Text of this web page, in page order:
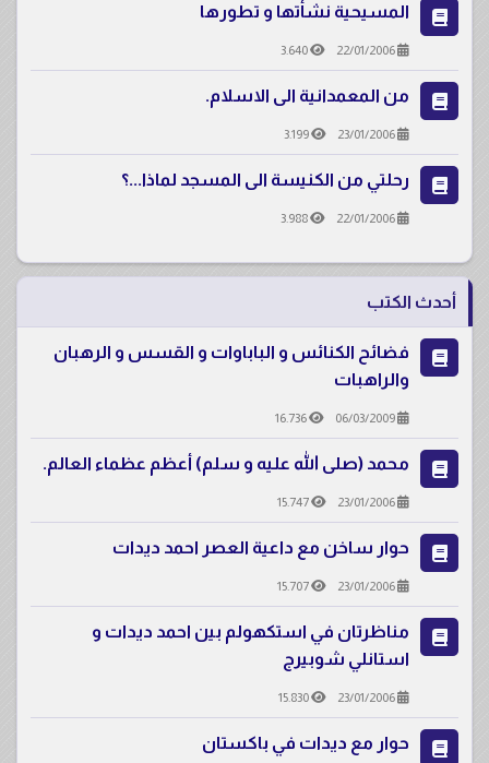
المسيحية نشأتها و تطورها
22/01/2006
3.640
من المعمدانية الى الاسلام.
23/01/2006
3.199
رحلتي من الكنيسة الى المسجد لماذا...؟
22/01/2006
3.988
أحدث الكتب
فضائح الكنائس و الباباوات و القسس و الرهبان
والراهبات
06/03/2009
16.736
محمد (صلى الله عليه و سلم) أعظم عظماء العالم.
23/01/2006
15.747
حوار ساخن مع داعية العصر احمد ديدات
23/01/2006
15.707
مناظرتان في استكهولم بين احمد ديدات و
استانلي شوبيرج
23/01/2006
15.830
حوار مع ديدات في باكستان